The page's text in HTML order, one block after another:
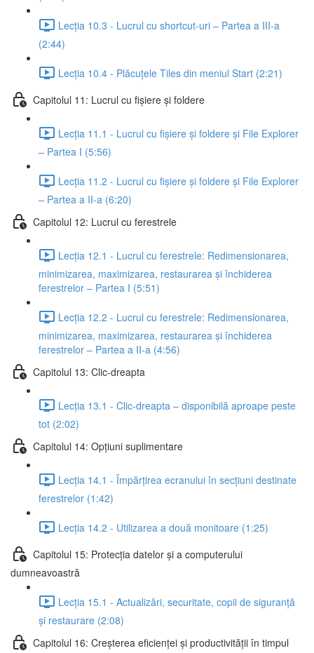
Lecția 10.3 - Lucrul cu shortcut-uri – Partea a III-a
(2:44)
Lecția 10.4 - Plăcuțele Tiles din meniul Start (2:21)
Capitolul 11: Lucrul cu fișiere și foldere
Lecția 11.1 - Lucrul cu fișiere și foldere și File Explorer
– Partea I (5:56)
Lecția 11.2 - Lucrul cu fișiere și foldere și File Explorer
– Partea a II-a (6:20)
Capitolul 12: Lucrul cu ferestrele
Lecția 12.1 - Lucrul cu ferestrele: Redimensionarea,
minimizarea, maximizarea, restaurarea și închiderea
ferestrelor – Partea I (5:51)
Lecția 12.2 - Lucrul cu ferestrele: Redimensionarea,
minimizarea, maximizarea, restaurarea și închiderea
ferestrelor – Partea a II-a (4:56)
Capitolul 13: Clic-dreapta
Lecția 13.1 - Clic-dreapta – disponibilă aproape peste
tot (2:02)
Capitolul 14: Opțiuni suplimentare
Lecția 14.1 - Împărțirea ecranului în secțiuni destinate
ferestrelor (1:42)
Lecția 14.2 - Utilizarea a două monitoare (1:25)
Capitolul 15: Protecția datelor și a computerului
dumneavoastră
Lecția 15.1 - Actualizări, securitate, copii de siguranță
și restaurare (2:08)
Capitolul 16: Creșterea eficienței și productivității în timpul